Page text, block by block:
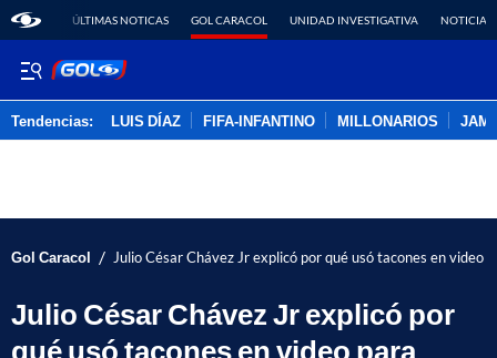
ÚLTIMAS NOTICAS GOL CARACOL UNIDAD INVESTIGATIVA NOTICIAS
Tendencias: LUIS DÍAZ FIFA-INFANTINO MILLONARIOS
Gol Caracol / Julio César Chávez Jr explicó por qué usó tacones en video
Julio César Chávez Jr explicó por
qué usó tacones en video para